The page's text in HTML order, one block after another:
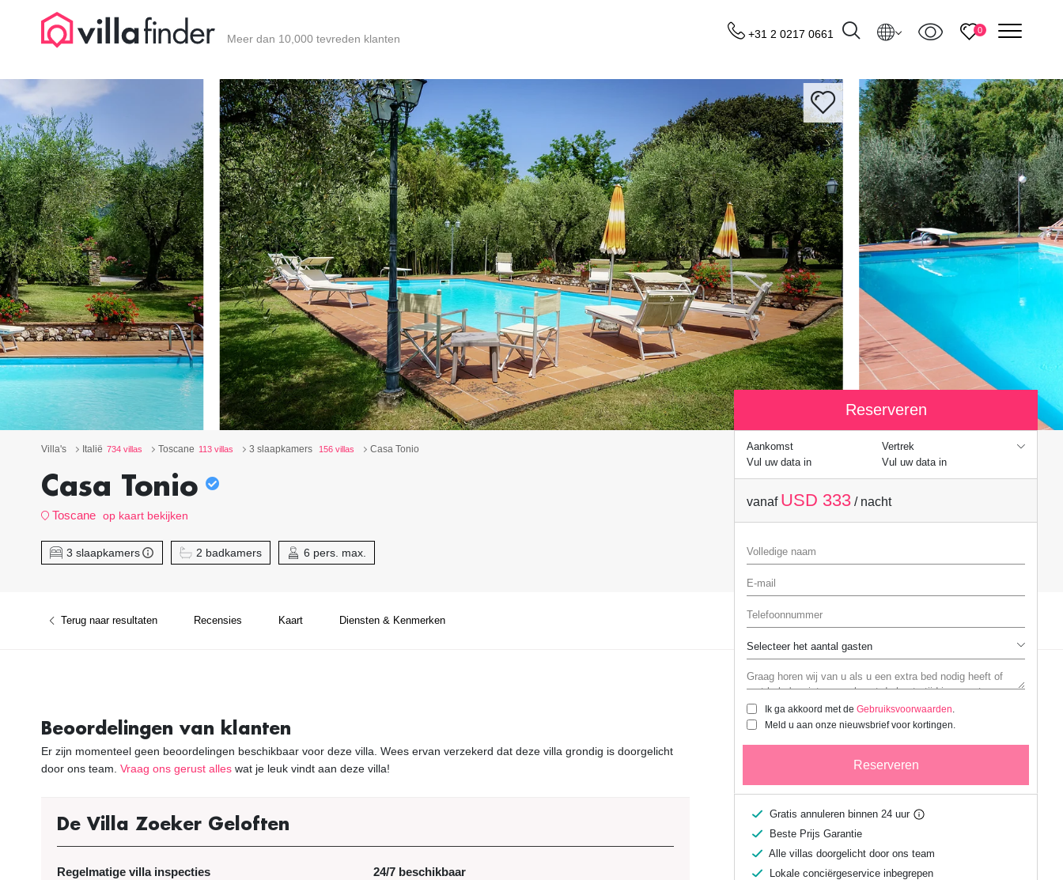
Meer dan 10,000 tevreden klanten +31 2 0217 0661 Bestemmingen
0 menu
Reserveren
Aankomst
Vul uw data in
Vertrek
Vul uw data in
vanaf USD 333 / nacht
Ik ga akkoord met de Gebruiksvoorwaarden
Meld u aan onze nieuwsbrief voor kortingen.
Reserveren
Gratis annuleren binnen 24 uur
Beste Prijs Garantie
Alle villas doorgelicht door ons team
Lokale conciërgeservice inbegrepen
Villa's Italië 734 villas Toscane 113 villas 3 slaapkamers 156 villas Casa Tonio
Casa Tonio
Toscane op kaart bekijken
3 slaapkamers 2 badkamers 6 pers. max.
Terug naar resultaten Recensies Kaart Diensten & Kenmerken
Beoordelingen van klanten
Er zijn momenteel geen beoordelingen beschikbaar voor deze villa. Wees ervan verzekerd dat deze villa grondig is doorgelicht
door ons team. Vraag ons gerust alles wat je leuk vindt aan deze villa!
De Villa Zoeker Geloften
Regelmatige villa inspecties 24/7 beschikbaar